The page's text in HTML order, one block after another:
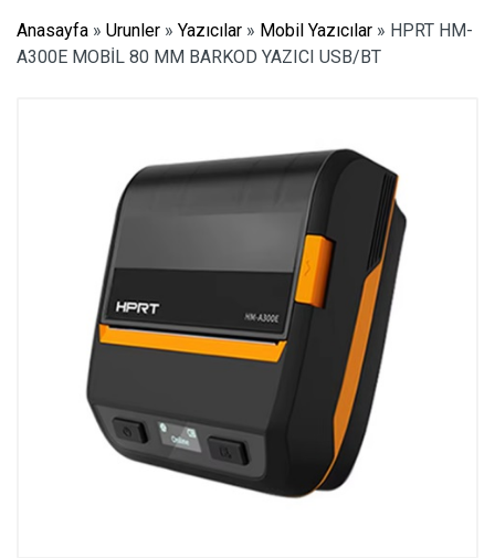
Anasayfa » Urunler » Yazıcılar » Mobil Yazıcılar » HPRT HM-
A300E MOBİL 80 MM BARKOD YAZICI USB/BT